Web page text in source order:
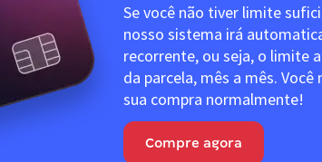
Se você não tiver limite
nosso sistema irá
recorrente, ou seja, o limite
da parcela, mês a mês.
sua compra normalmente!
Compre agora